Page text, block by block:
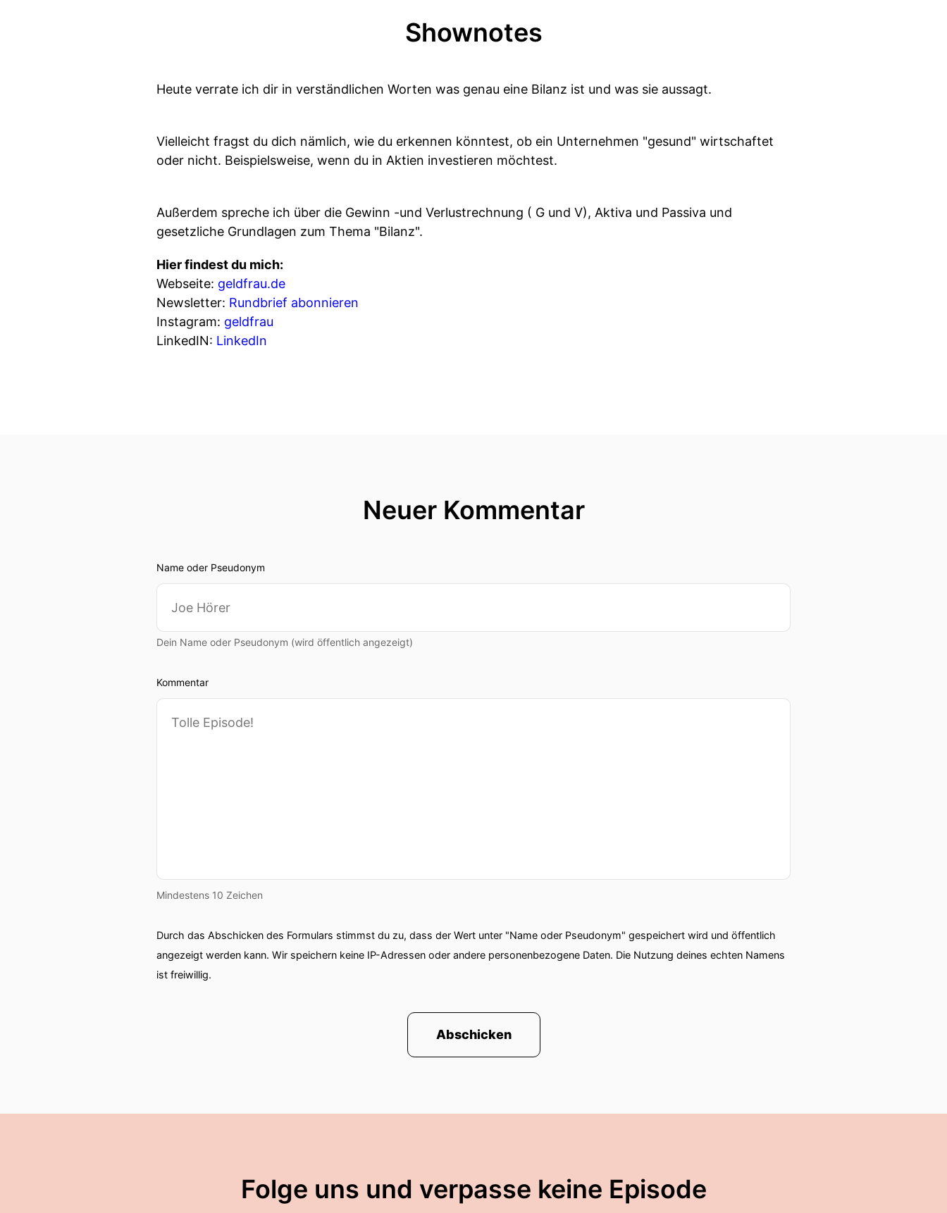
Shownotes
Heute verrate ich dir in verständlichen Worten was genau eine Bilanz ist und was sie aussagt.
Vielleicht fragst du dich nämlich, wie du erkennen könntest, ob ein Unternehmen "gesund" wirtschaftet
oder nicht. Beispielsweise, wenn du in Aktien investieren möchtest.
Außerdem spreche ich über die Gewinn -und Verlustrechnung ( G und V), Aktiva und Passiva und
gesetzliche Grundlagen zum Thema "Bilanz".
Hier findest du mich:
Webseite: geldfrau.de
Newsletter: Rundbrief abonnieren
Instagram: geldfrau
LinkedIN: LinkedIn
Neuer Kommentar
Name oder Pseudonym
Dein Name oder Pseudonym (wird öffentlich angezeigt)
Kommentar
Mindestens 10 Zeichen
Durch das Abschicken des Formulars stimmst du zu, dass der Wert unter "Name oder Pseudonym" gespeichert wird und öffentlich
angezeigt werden kann. Wir speichern keine IP-Adressen oder andere personenbezogene Daten. Die Nutzung deines echten Namens
ist freiwillig.
Abschicken
Folge uns und verpasse keine Episode